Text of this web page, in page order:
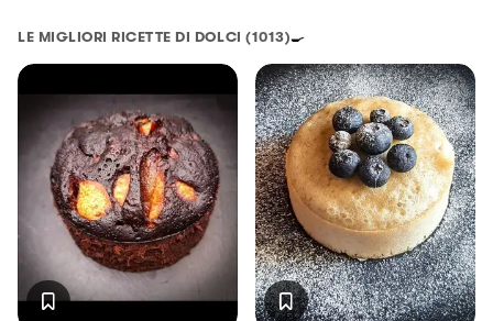
LE MIGLIORI RICETTE DI DOLCI (1013)🍳